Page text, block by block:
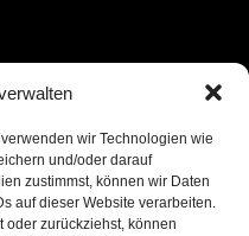
wir Technologien wie
und/oder darauf
zustimmst, können wir Daten
auf dieser Website verarbeiten.
oder zurückziehst, können